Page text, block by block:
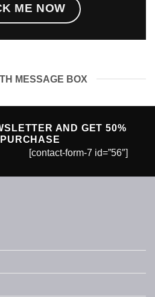
ME NOW
MESSAGE BOX
AND GET 50%
[contact-form-7 id=”56″]